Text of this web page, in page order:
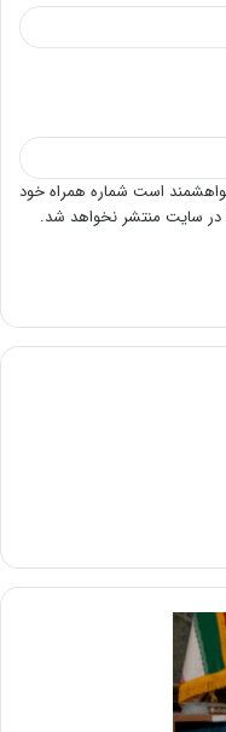
است شماره همراه خود
در سایت منتشر نخواهد شد.